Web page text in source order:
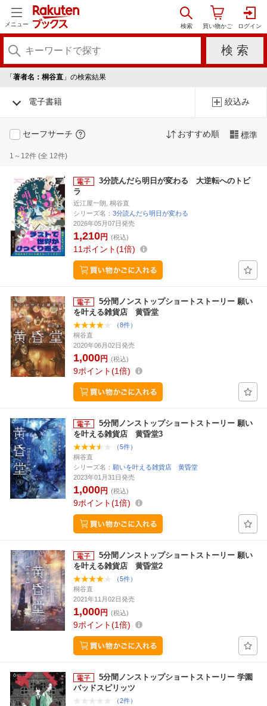
メニュー
「 著者名：桐谷直 」の検索結果
電子書籍 絞込み
セーフサーチ おすすめ順 標準
1～12件 (全 12件)
3分読んだら明日が変わる 大逆転へのトビ
ラ
近江屋一朗, 桐谷直
シリーズ名： 3分読んだら明日が変わる
2026年05月07日発売
1,210円 (税込)
11 ポイント 1倍
5分間ノンストップショートストーリー 願い
を叶える雑貨店 黄昏堂
（8件）
桐谷直
2020年06月02日発売
1,000円 (税込)
9ポイント 1倍
5分間ノンストップショートストーリー 願い
を叶える雑貨店 黄昏堂3
（5件）
桐谷直
シリーズ名： 願いを叶える雑貨店 黄昏堂
2023年01月31日発売
1,000円 (税込)
9ポイント 1倍
5分間ノンストップショートストーリー 願い
を叶える雑貨店 黄昏堂2
（5件）
桐谷直
2021年11月02日発売
1,000円 (税込)
9ポイント 1倍
5分間ノンストップショートストーリー 学園
バッドスピリッツ
（2件）